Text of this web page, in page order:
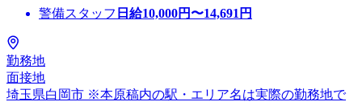
警備スタッフ 日給10,000円〜14,691 円
勤務地
面接地
埼玉県白岡市 ※本原稿内の駅・エリア名は実際の勤務地で